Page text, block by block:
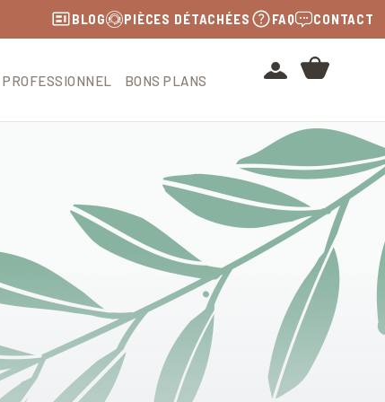
BLOG PIÈCES DÉTACHÉES FAQ CONTACT
PROFESSIONNEL BONS PLANS